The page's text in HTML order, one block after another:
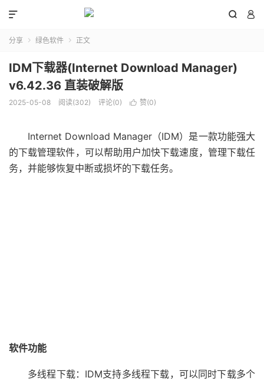
 

分享  绿色软件  正文
IDM下载器(Internet Download Manager)
v6.42.36 直装破解版
2025-05-08 阅读(302) 评论(0)  赞(0)
Internet Download Manager（IDM）是一款功能强大
的下载管理软件，可以帮助用户加快下载速度，管理下载任
务，并能够恢复中断或损坏的下载任务。
软件功能
多线程下载：IDM支持多线程下载，可以同时下载多个